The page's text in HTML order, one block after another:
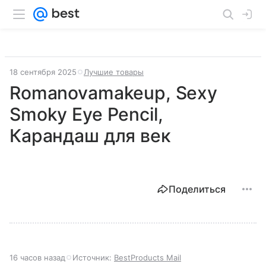
18 сентября 2025 Лучшие товары
Romanovamakeup, Sexy
Smoky Eye Pencil,
Карандаш для век
Поделиться
16 часов назад Источник: BestProducts Mail